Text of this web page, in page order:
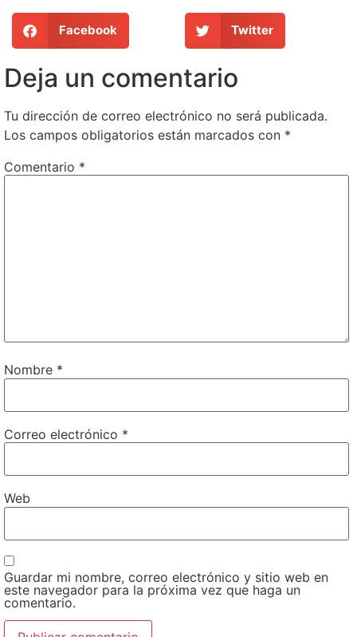
Facebook Twitter
Deja un comentario
Tu dirección de correo electrónico no será publicada.
Los campos obligatorios están marcados con *
Comentario *
Nombre *
Correo electrónico *
Web
Guardar mi nombre, correo electrónico y sitio web en
este navegador para la próxima vez que haga un
comentario.